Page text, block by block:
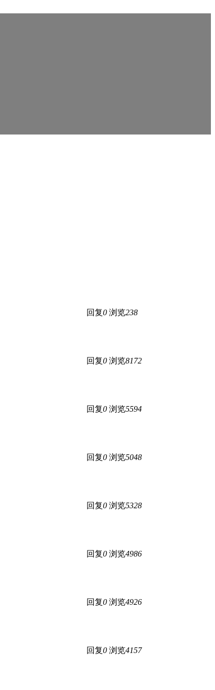
回复0 浏览238
回复0 浏览8172
回复0 浏览5594
回复0 浏览5048
回复0 浏览5328
回复0 浏览4986
回复0 浏览4926
回复0 浏览4157